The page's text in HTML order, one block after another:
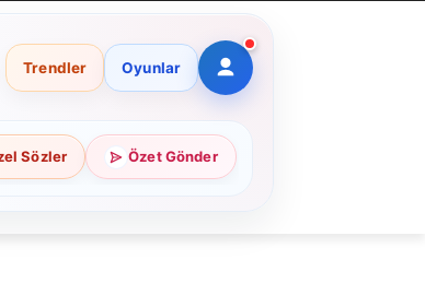
Trendler Oyunlar
Sözler Özet Gönder